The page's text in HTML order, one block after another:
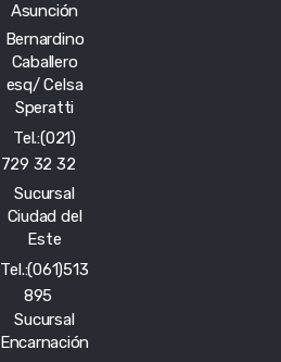
Asunción
Bernardino
Caballero
esq/ Celsa
Speratti
Tel.:(021)
729 32 32
Sucursal
Ciudad del
Este
Tel.:(061)513
895
Sucursal
Encarnación